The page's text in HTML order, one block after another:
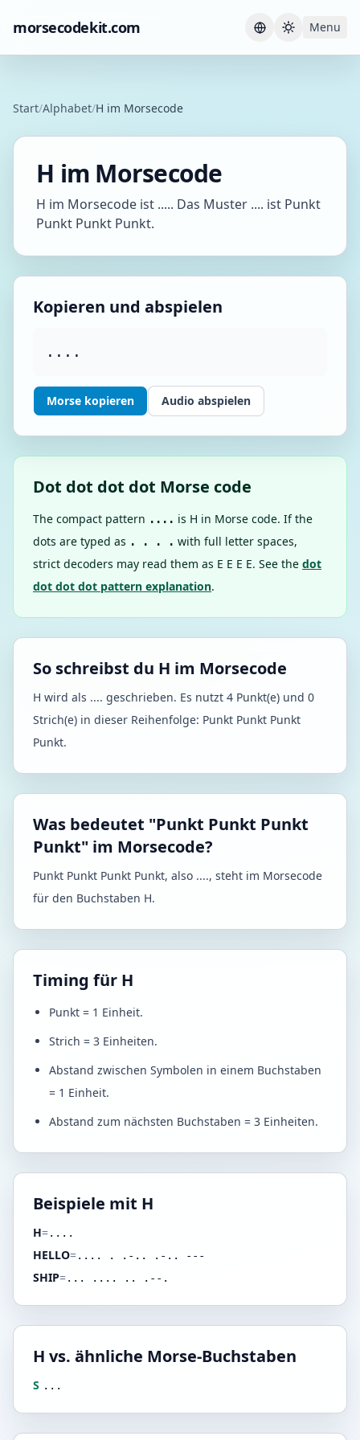
morsecodekit.com Current
Menu
Start/Alphabet/H im Morsecode
H im Morsecode
H im Morsecode ist ..... Das Muster .... ist Punkt
Punkt Punkt Punkt.
Kopieren und abspielen
....
Morse kopieren Audio abspielen
Dot dot dot dot Morse code
The compact pattern .... is H in Morse code. If the
dots are typed as . . . . with full letter spaces,
strict decoders may read them as E E E E. See the dot
dot dot dot pattern explanation.
So schreibst du H im Morsecode
H wird als .... geschrieben. Es nutzt 4 Punkt(e) und 0
Strich(e) in dieser Reihenfolge: Punkt Punkt Punkt
Punkt.
Was bedeutet "Punkt Punkt Punkt
Punkt" im Morsecode?
Punkt Punkt Punkt Punkt, also ...., steht im Morsecode
für den Buchstaben H.
Timing für H
Punkt = 1 Einheit.
Strich = 3 Einheiten.
Abstand zwischen Symbolen in einem Buchstaben
= 1 Einheit.
Abstand zum nächsten Buchstaben = 3 Einheiten.
Beispiele mit H
H=....
HELLO=.... . .-.. .-.. ---
SHIP=... .... .. .--.
H vs. ähnliche Morse-Buchstaben
S ...